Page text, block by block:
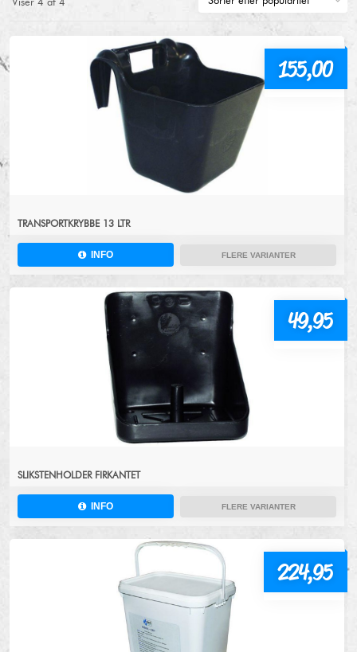
TRANSPORTKRYBBE 13 LTR
INFO FLERE VARIANTER
155,00
SLIKSTENHOLDER FIRKANTET
INFO FLERE VARIANTER
49,95
224,95